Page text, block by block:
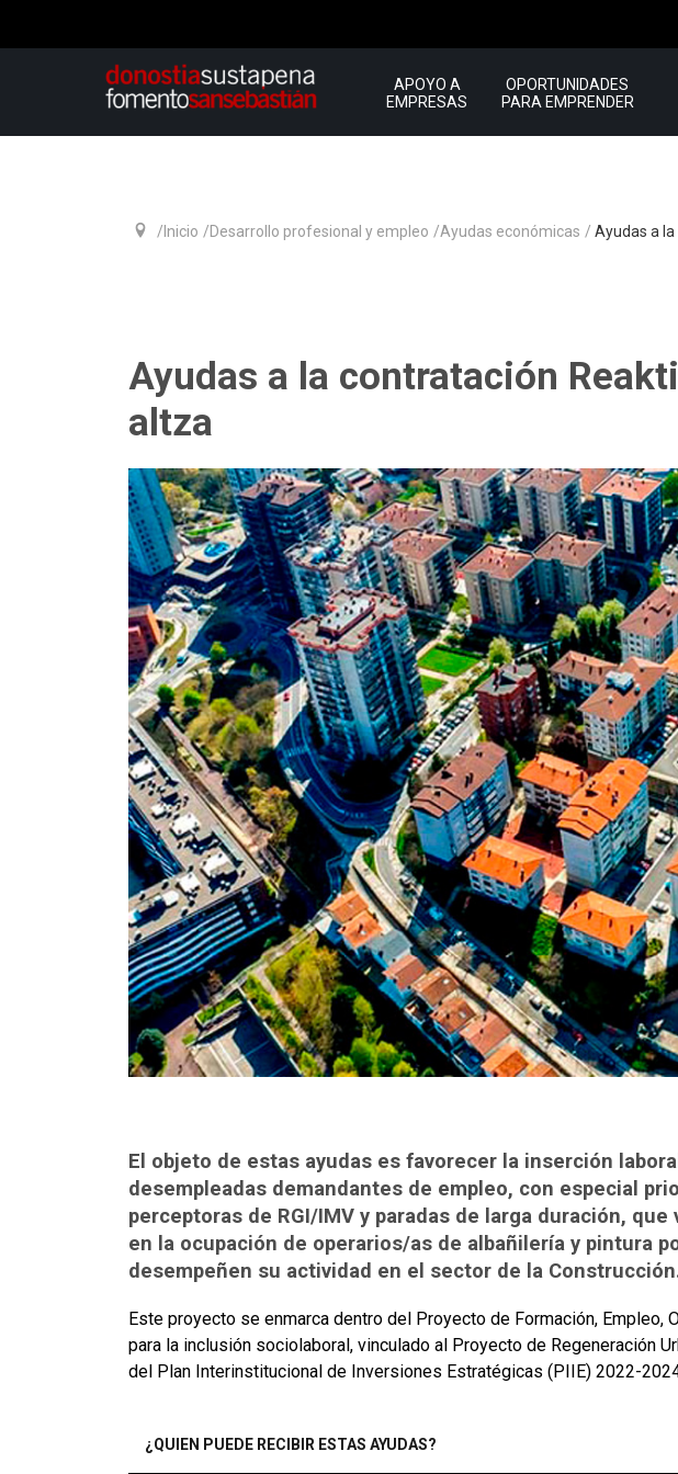
APOYO A
EMPRESAS
OPORTUNIDADES
PARA EMPRENDER
Inicio Desarrollo profesional y empleo Ayudas económicas Ayudas a
Ayudas a la contratación
altza
El objeto de estas ayudas es favorecer la inserción
desempleadas demandantes de empleo, con especial
perceptoras de RGI/IMV y paradas de larga duración,
en la ocupación de operarios/as de albañilería y pintura
desempeñen su actividad en el sector de la
Este proyecto se enmarca dentro del Proyecto de Formación, Empleo,
para la inclusión sociolaboral, vinculado al Proyecto de Regeneración
del Plan Interinstitucional de Inversiones Estratégicas (PIIE) 2022-
¿QUIEN PUEDE RECIBIR ESTAS AYUDAS?